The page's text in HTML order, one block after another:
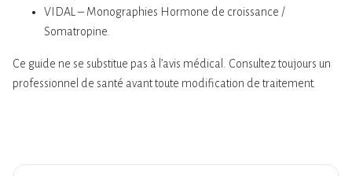
VIDAL – Monographies Hormone de croissance /
Somatropine.
Ce guide ne se substitue pas à l’avis médical. Consultez toujours un
professionnel de santé avant toute modification de traitement.